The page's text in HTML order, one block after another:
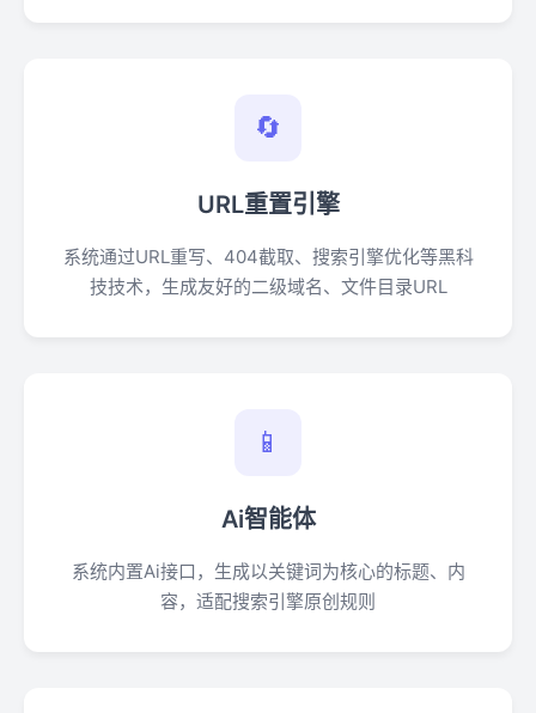
🔄
URL重置引擎
系统通过URL重写、404截取、搜索引擎优化等黑科
技技术，生成友好的二级域名、文件目录URL
📱
Ai智能体
系统内置Ai接口，生成以关键词为核心的标题、内
容，适配搜索引擎原创规则